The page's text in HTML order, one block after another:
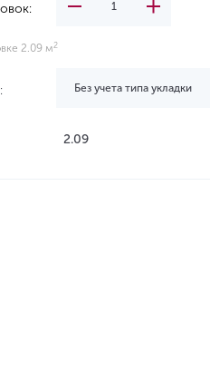
2.09 м2
Без учета типа укладки
2.09